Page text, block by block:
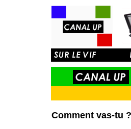
Comment vas-tu ?